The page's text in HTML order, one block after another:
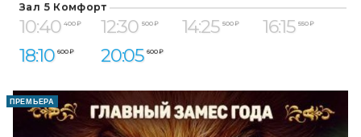
Зал 5 Комфорт
10:40 400 ₽ 12:30 500 ₽ 14:25 500 ₽ 16:15 550 ₽
18:10 600 ₽ 20:05 600 ₽
ПРЕМЬЕРА